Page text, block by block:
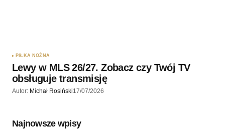
PIŁKA NOŻNA
Lewy w MLS 26/27. Zobacz czy Twój TV
obsługuje transmisję
Autor: Michał Rosiński17/07/2026
Najnowsze wpisy